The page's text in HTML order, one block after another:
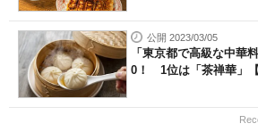
公開 2023/03/05
「東京都で高級な中華
0！ 1位は「茶禅華」